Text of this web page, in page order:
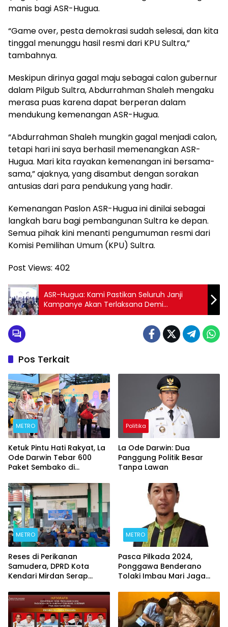
manis bagi ASR-Hugua.
“Game over, pesta demokrasi sudah selesai, dan kita
tinggal menunggu hasil resmi dari KPU Sultra,”
tambahnya.
Meskipun dirinya gagal maju sebagai calon gubernur
dalam Pilgub Sultra, Abdurrahman Shaleh mengaku
merasa puas karena dapat berperan dalam
mendukung kemenangan ASR-Hugua.
“Abdurrahman Shaleh mungkin gagal menjadi calon,
tetapi hari ini saya berhasil memenangkan ASR-
Hugua. Mari kita rayakan kemenangan ini bersama-
sama,” ajaknya, yang disambut dengan sorakan
antusias dari para pendukung yang hadir.
Kemenangan Paslon ASR-Hugua ini dinilai sebagai
langkah baru bagi pembangunan Sultra ke depan.
Semua pihak kini menanti pengumuman resmi dari
Komisi Pemilihan Umum (KPU) Sultra.
Post Views: 402
ASR-Hugua: Kami Pastikan Seluruh Janji
Kampanye Akan Terlaksana Demi
Kesejahteraan Masyarakat Sultra
Pos Terkait
METRO
Ketuk Pintu Hati Rakyat, La
Ode Darwin Tebar 600
Paket Sembako di
Politika
La Ode Darwin: Dua
Panggung Politik Besar
Tanpa Lawan
METRO
Reses di Perikanan
Samudera, DPRD Kota
Kendari Mirdan Serap
METRO
Pasca Pilkada 2024,
Ponggawa Benderano
Tolaki Imbau Mari Jaga
Ujaran Kebencian Demi
Kemajuan Sultra